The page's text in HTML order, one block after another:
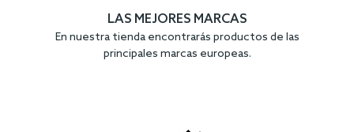
LAS MEJORES MARCAS
En nuestra tienda encontrarás productos de las
principales marcas europeas.